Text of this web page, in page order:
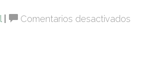
Comentarios desactivados